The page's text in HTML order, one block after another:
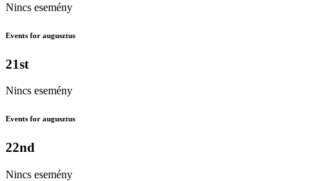
Nincs esemény
Events for augusztus
21st
Nincs esemény
Events for augusztus
22nd
Nincs esemény